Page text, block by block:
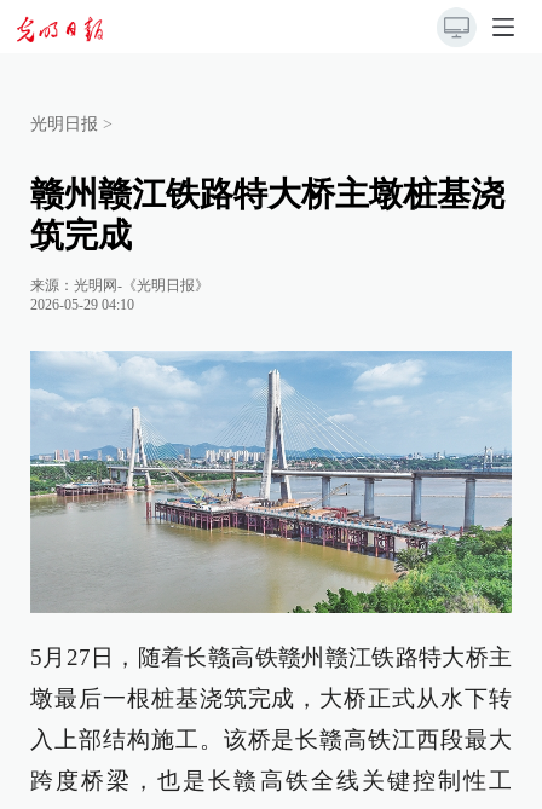
光明日报 >
赣州赣江铁路特大桥主墩桩基浇
筑完成
来源： 光明网-《光明日报》
2026-05-29 04:10
5月27日，随着长赣高铁赣州赣江铁路特大桥主
墩最后一根桩基浇筑完成，大桥正式从水下转
入上部结构施工。该桥是长赣高铁江西段最大
跨度桥梁，也是长赣高铁全线关键控制性工